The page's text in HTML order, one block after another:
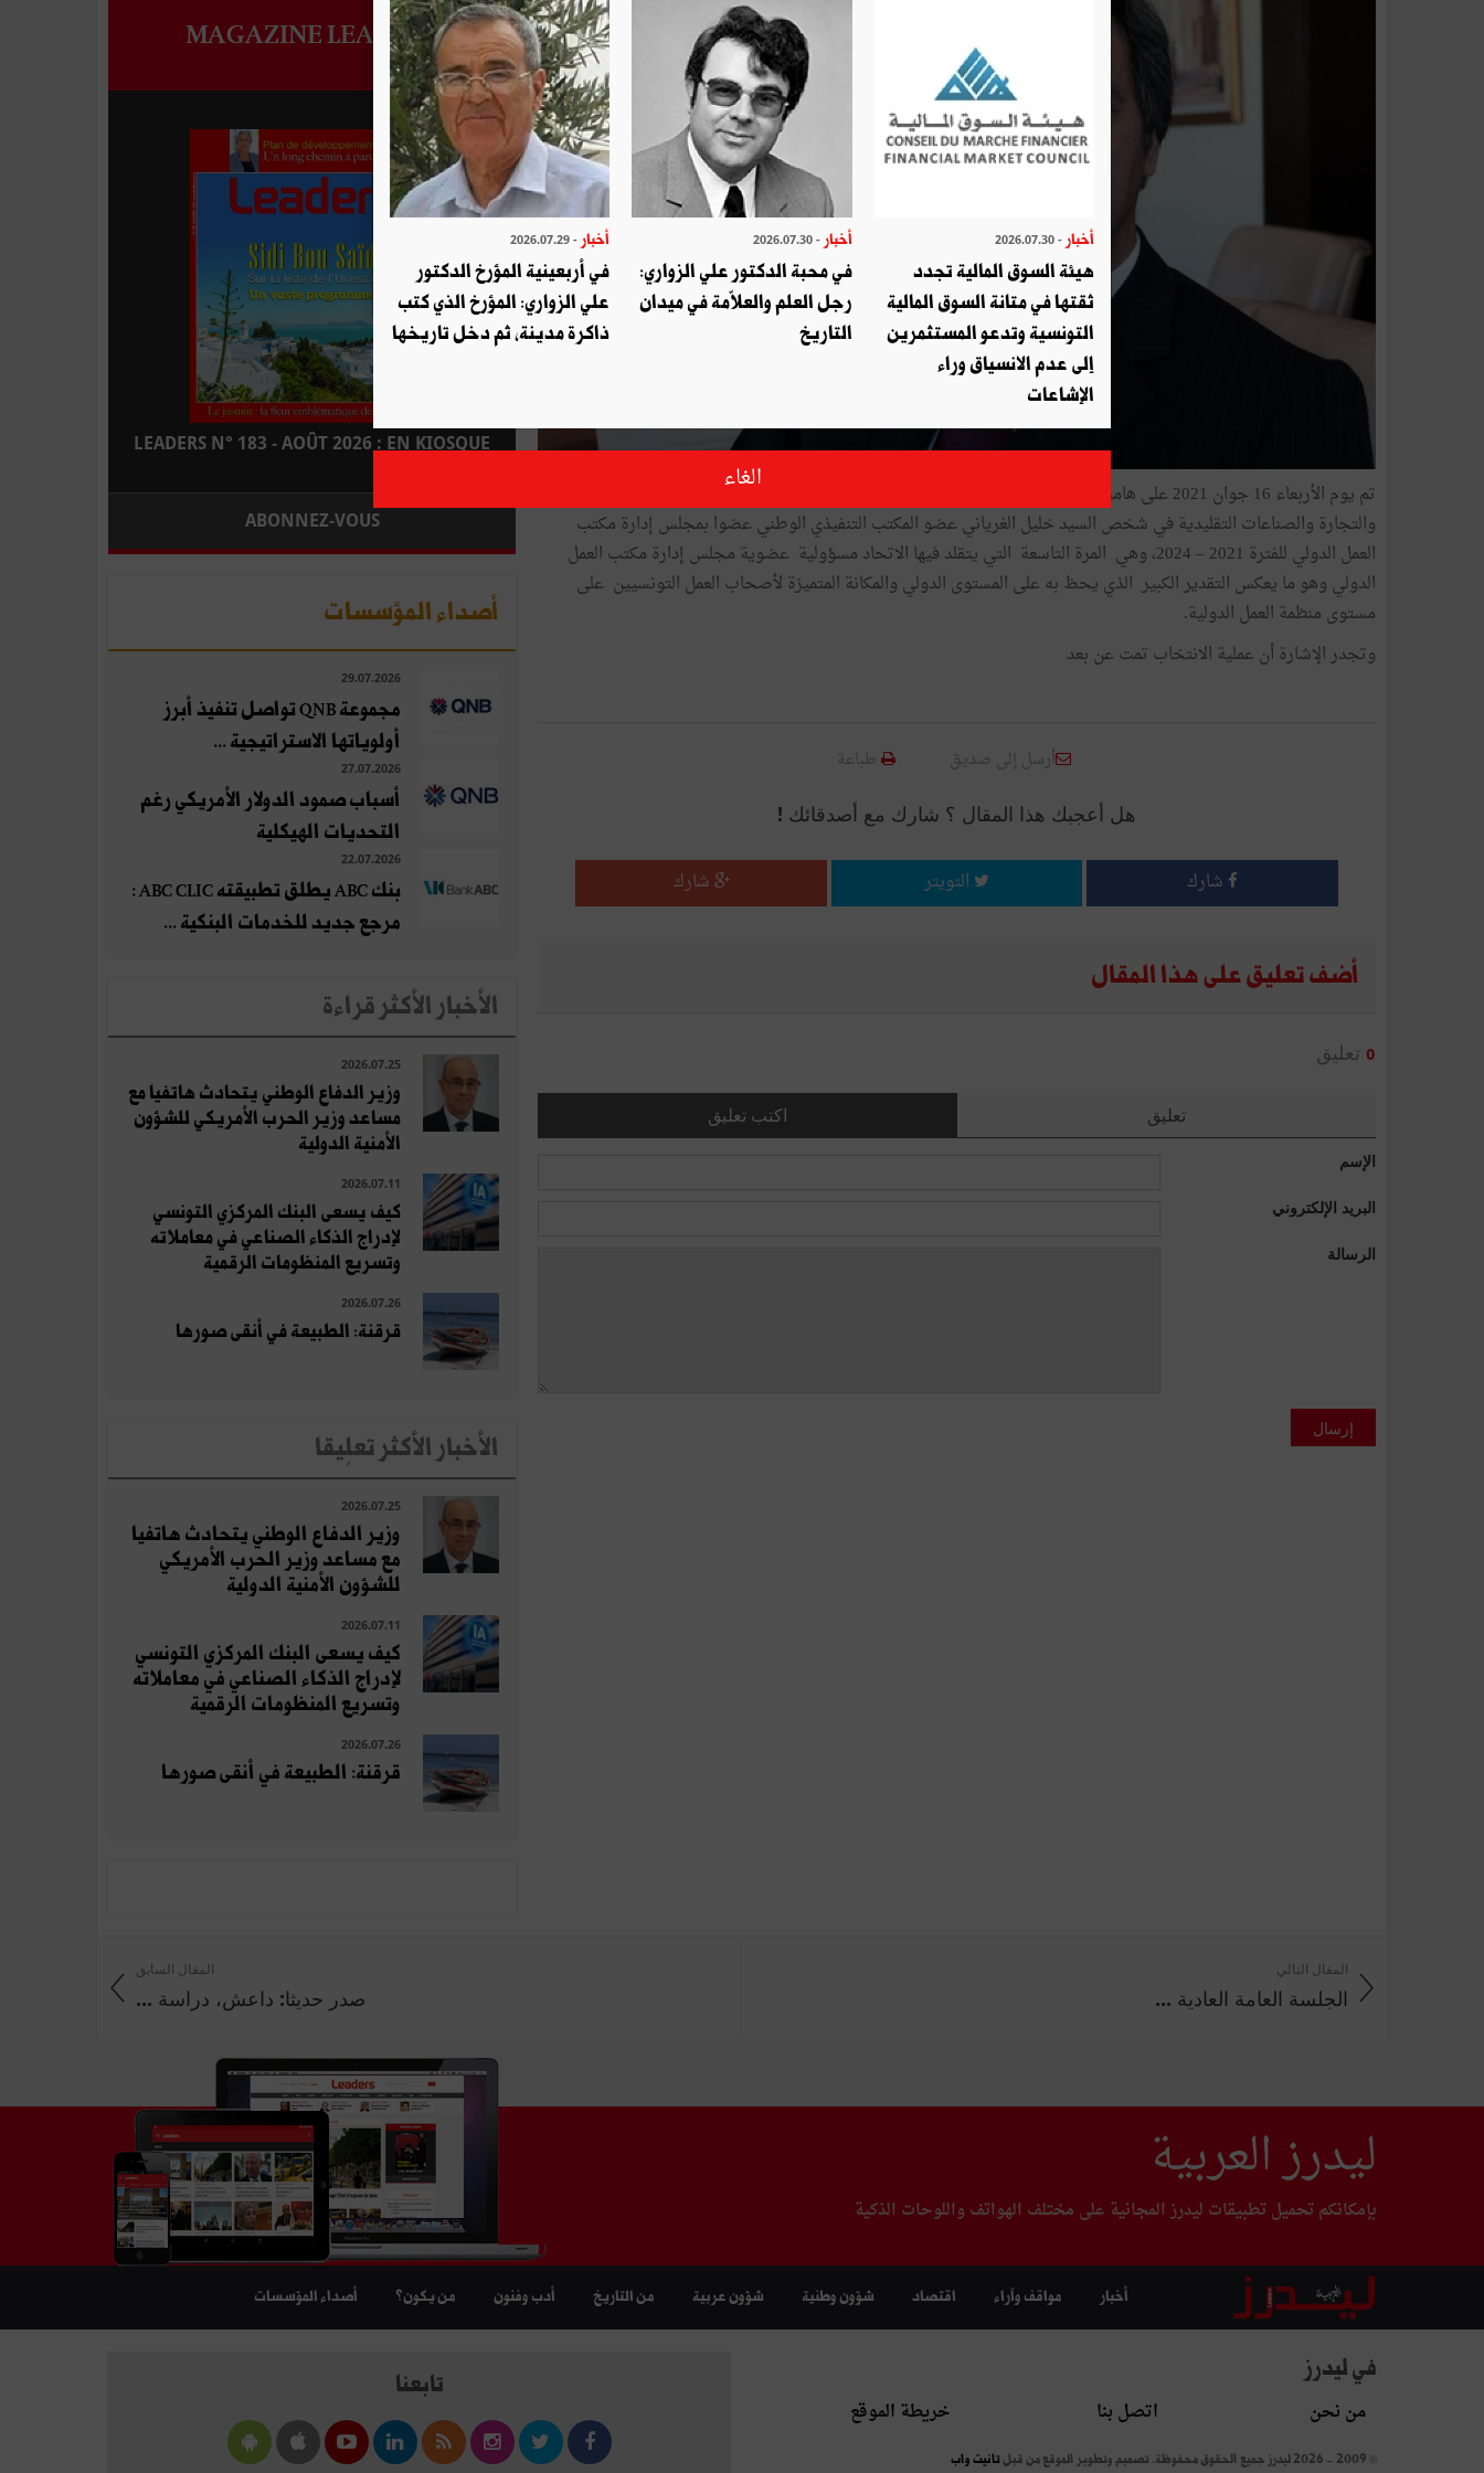
تم يوم الأربعاء 16 جوان 2021 على هامش أشغال مِؤتمر العمل الدولي بجينيف إعادة انتخاب الاتحاد التونسي للصناعة
والتجارة والصناعات التقليدية في شخص السيد خليل الغرياني عضو المكتب التنفيذي الوطني عضوا بمجلس إدارة مكتب
العمل الدولي للفترة 2021 – 2024، وهي المرة التاسعة التي يتقلد فيها الاتحاد مسؤولية عضوية مجلس إدارة مكتب العمل
الدولي وهو ما يعكس التقدير الكبير الذي يحظ به على المستوى الدولي والمكانة المتميزة لأصحاب العمل التونسيين على
مستوى منظمة العمل الدولية.
وتجدر الإشارة أن عملية الانتخاب تمت عن بعد
أرسل إلى صديق طباعة
هل أعجبك هذا المقال ؟ شارك مع أصدقائك !
شارك التويتر شارك
أضف تعليق على هذا المقال
0 تعليق
اكتب تعليق تعليق
الإسم
البريد الإلكتروني
الرسالة
إرسال
MAGAZINE LEADERS
LEADERS N° 183 - AOÛT 2026 : EN KIOSQUE
ABONNEZ-VOUS
أصداء المؤسسات
29.07.2026
مجموعة QNB تواصل تنفيذ أبرز
أولوياتها الاستراتيجية ...
27.07.2026
أسباب صمود الدولار الأمريكي رغم
التحديات الهيكلية
22.07.2026
بنك ABC يطلق تطبيقته ABC CLIC :
مرجع جديد للخدمات البنكية ...
الأخبار الأكثر قراءة
2026.07.25
وزير الدفاع الوطني يتحادث هاتفيا مع
مساعد وزير الحرب الأمريكي للشؤون
الأمنية الدولية
2026.07.11
كيف يسعى البنك المركزي التونسي
لإدراج الذكاء الصناعي في معاملاته
وتسريع المنظومات الرقمية
2026.07.26
قرقنة: الطبيعة في أنقى صورها
الأخبار الأكثر تعلِيقا
2026.07.25
وزير الدفاع الوطني يتحادث هاتفيا
مع مساعد وزير الحرب الأمريكي
للشؤون الأمنية الدولية
2026.07.11
كيف يسعى البنك المركزي التونسي
لإدراج الذكاء الصناعي في معاملاته
وتسريع المنظومات الرقمية
2026.07.26
قرقنة: الطبيعة في أنقى صورها
المقال السابق
صدر حديثا: داعش، دراسة ...
المقال التالي
الجلسة العامة العادية ...
ليدرز العربية
بإمكانكم تحميل تطبيقات ليدرز المجانية على مختلف الهواتف واللوحات الذكية
أخبار مواقف وآراء اقتصاد شؤون وطنية شؤون عربية من التاريخ أدب وفنون من يكون؟ أصداء المؤسسات
في ليدرز
من نحن اتصل بنا خريطة الموقع
© 2009 - 2026 ليدرز جميع الحقوق محفوظة. تصميم وتطوير الموقع من قبل تانيت واب
تابعنا
أخبار - 2026.07.30
هيئة السوق المالية تجدد
ثقتها في متانة السوق المالية
التونسية وتدعو المستثمرين
إلى عدم الانسياق وراء
الإشاعات
أخبار - 2026.07.30
في محبة الدكتور علي الزواري:
رجل العلم والعلاّمة في ميدان
التاريخ
أخبار - 2026.07.29
في أربعينية المؤرخ الدكتور
علي الزواري: المؤرخ الذي كتب
ذاكرة مدينة، ثم دخل تاريخها
الغاء